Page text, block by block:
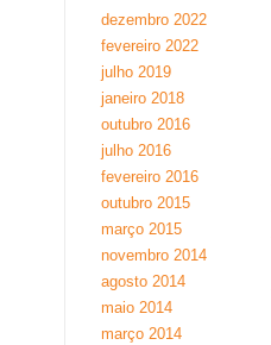
dezembro 2022
fevereiro 2022
julho 2019
janeiro 2018
outubro 2016
julho 2016
fevereiro 2016
outubro 2015
março 2015
novembro 2014
agosto 2014
maio 2014
março 2014